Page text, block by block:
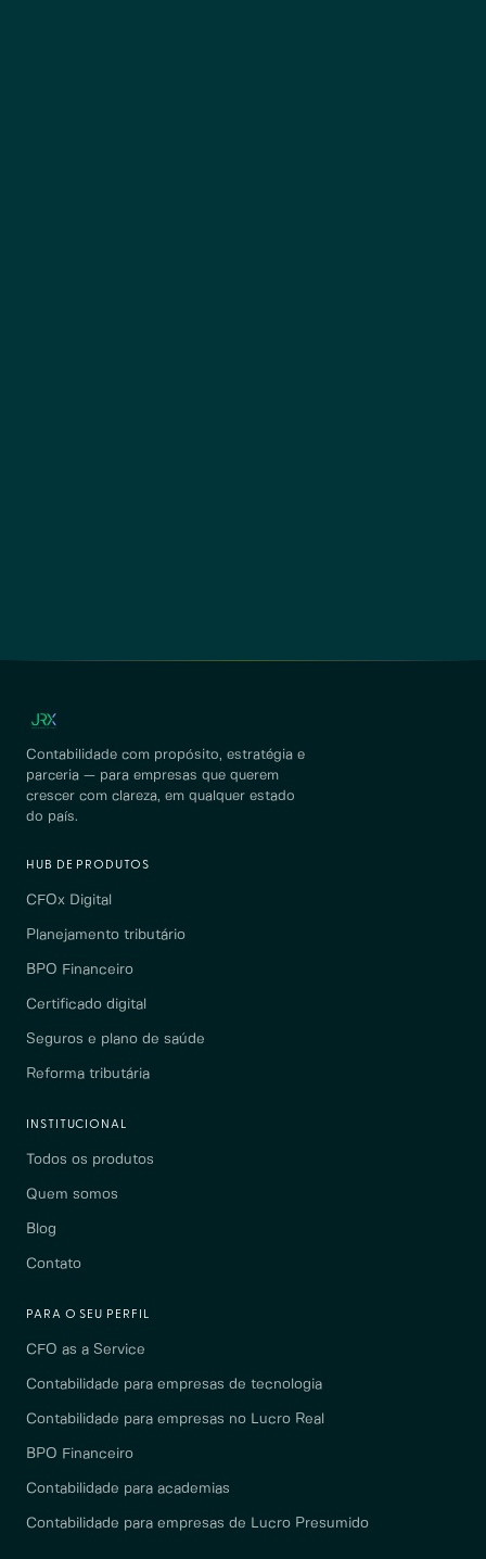
Contabilidade com propósito, estratégia e
parceria — para empresas que querem
crescer com clareza, em qualquer estado
do país.
HUB DE PRODUTOS
CFOx Digital
Planejamento tributário
BPO Financeiro
Certificado digital
Seguros e plano de saúde
Reforma tributária
INSTITUCIONAL
Todos os produtos
Quem somos
Blog
Contato
PARA O SEU PERFIL
CFO as a Service
Contabilidade para empresas de tecnologia
Contabilidade para empresas no Lucro Real
BPO Financeiro
Contabilidade para academias
Contabilidade para empresas de Lucro Presumido